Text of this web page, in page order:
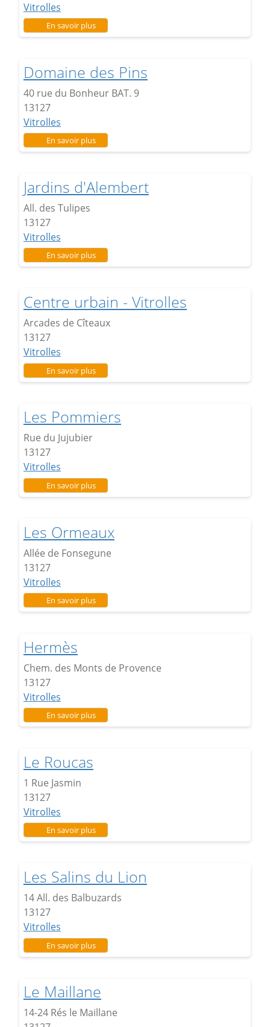
Vitrolles
En savoir plussur Les Pins
Domaine des Pins
40 rue du Bonheur BAT. 9
13127
Vitrolles
En savoir plussur Domaine des Pins
Jardins d'Alembert
All. des Tulipes
13127
Vitrolles
En savoir plussur Jardins d'Alembert
Centre urbain - Vitrolles
Arcades de Cîteaux
13127
Vitrolles
En savoir plussur Centre urbain - Vitrolles
Les Pommiers
Rue du Jujubier
13127
Vitrolles
En savoir plussur Les Pommiers
Les Ormeaux
Allée de Fonsegune
13127
Vitrolles
En savoir plussur Les Ormeaux
Hermès
Chem. des Monts de Provence
13127
Vitrolles
En savoir plussur Hermès
Le Roucas
1 Rue Jasmin
13127
Vitrolles
En savoir plussur Le Roucas
Les Salins du Lion
14 All. des Balbuzards
13127
Vitrolles
En savoir plussur Les Salins du Lion
Le Maillane
14-24 Rés le Maillane